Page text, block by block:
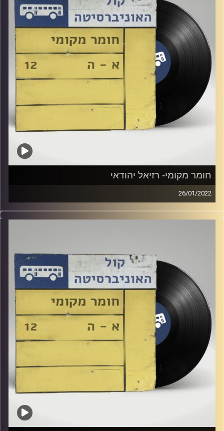
חומר מקומי- רזיאל יהודאי
26/01/2022
שעה של מוזיקה ישראלית עם רזיאל יהודאי.